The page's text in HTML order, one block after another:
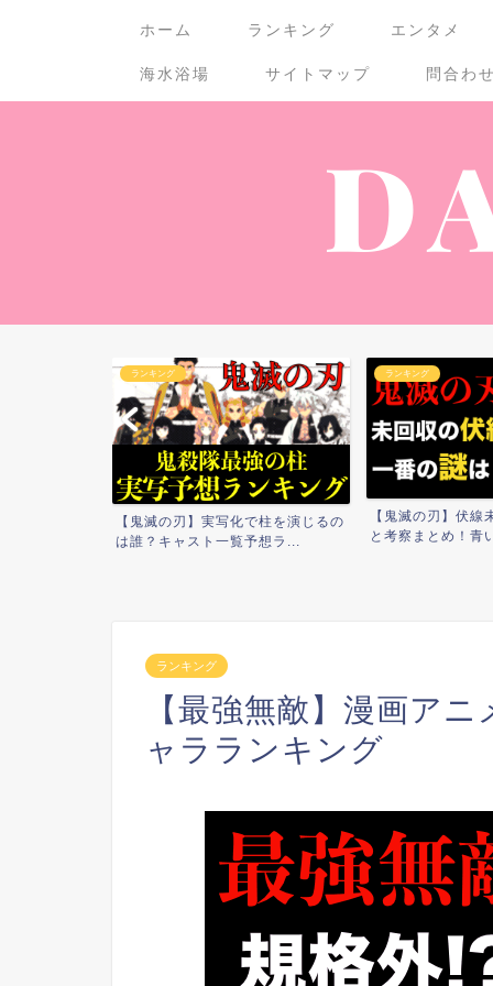
ホーム ランキング エンタメ
海水浴場 サイトマップ 問合わ
ランキング
【鬼滅の刃】実写化で柱を演じるの
は誰？キャスト一覧予想ラ...
ランキング
【鬼滅の刃】伏線
と考察まとめ！青
ランキング
【最強無敵】漫画ア
ャラランキング